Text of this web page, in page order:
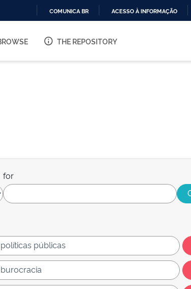
O
COMUNICA BR ACESSO À INFORMAÇÃO
THE REPOSITORY
for